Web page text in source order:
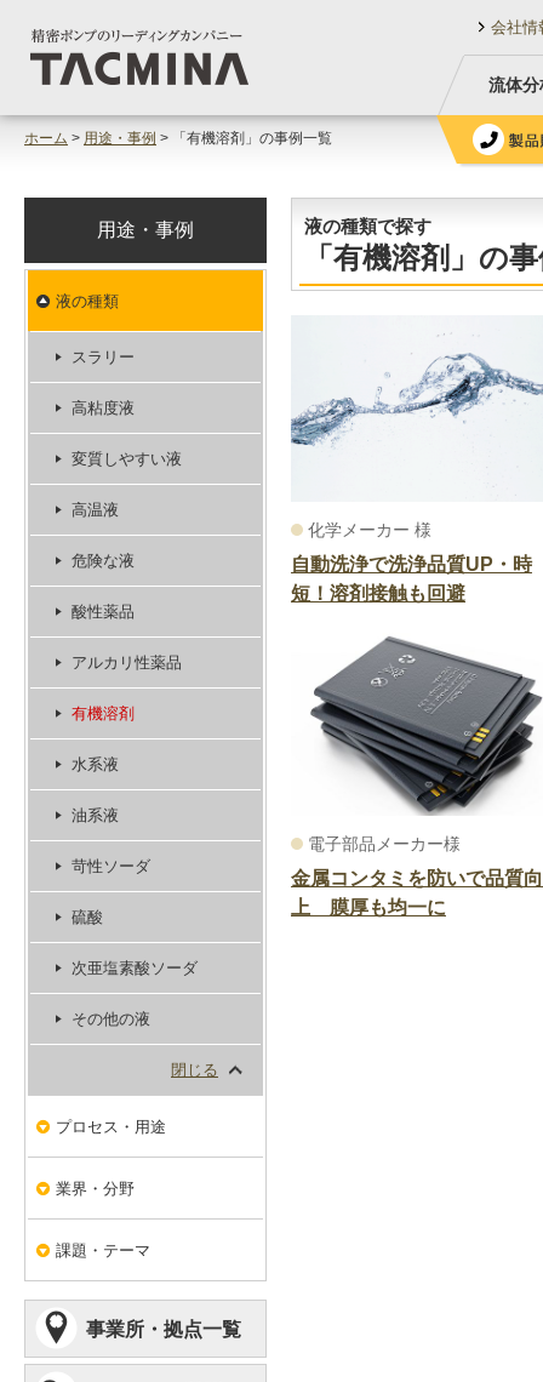
会社情
流体
ホーム > 用途・事例 > 「有機溶剤」の事例一覧
液の種類で探す
「有機溶剤」の
化学メーカー 様
自動洗浄で洗浄品質UP・時
短！溶剤接触も回避
電子部品メーカー様
金属コンタミを防いで品質向
上 膜厚も均一に
用途・事例
液の種類
スラリー
高粘度液
変質しやすい液
高温液
危険な液
酸性薬品
アルカリ性薬品
有機溶剤
水系液
油系液
苛性ソーダ
硫酸
次亜塩素酸ソーダ
その他の液
プロセス・用途
業界・分野
課題・テーマ
事業所・拠点一覧